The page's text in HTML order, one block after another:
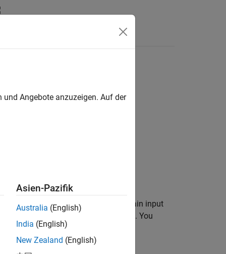
Wiener model using time-domain input
in the MATLAB
workspace. You
Angebote anzuzeigen. Auf der
Asien-Pazifik
Australia (English)
India (English)
New Zealand (English)